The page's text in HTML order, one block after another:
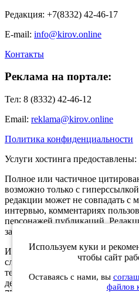
Редакция: +7(8332) 42-46-17
E-mail: info@kirov.online
Контакты
Реклама на портале:
Тел: 8 (8332) 42-46-12
Email: reklama@kirov.online
Политика конфиденциальности
Услуги хостинга предоставлены:
Полное или частичное
возможно только с
редакции может не совпадать с
интервью, комментариях
персонажей публикаций.
за текст комментариев читателей.
Интернет-портал Kirov.online
службе по надзору в сфере
технологий и массовых
декабря 2019 года.
Используем куки и
чтобы сайт
Оставаясь с нами, вы
файлов